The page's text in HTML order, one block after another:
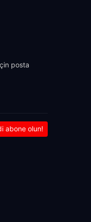
posta
abone olun!